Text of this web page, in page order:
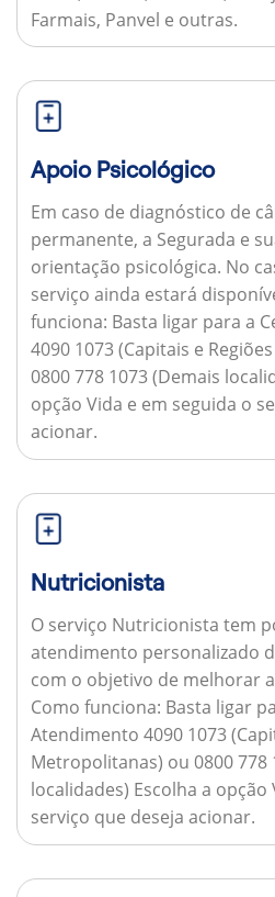
Farmais, Panvel e outras.
Apoio Psicológico
Em caso de diagnóstico de
permanente, a Segurada e
orientação psicológica. No
serviço ainda estará
funciona: Basta ligar para a
4090 1073 (Capitais e
0800 778 1073 (Demais
opção Vida e em seguida o
acionar.
Nutricionista
O serviço Nutricionista tem
atendimento personalizado
com o objetivo de melhorar
Como funciona: Basta ligar
Atendimento 4090 1073
Metropolitanas) ou 0800 778
localidades) Escolha a opção
serviço que deseja acionar.